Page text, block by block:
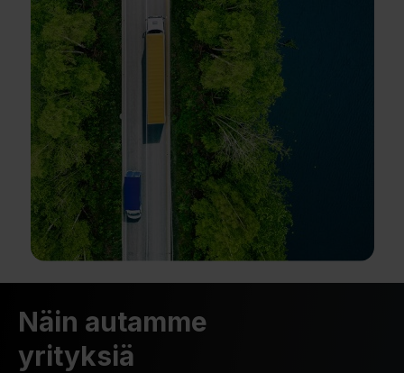
Näin autamme
yrityksiä